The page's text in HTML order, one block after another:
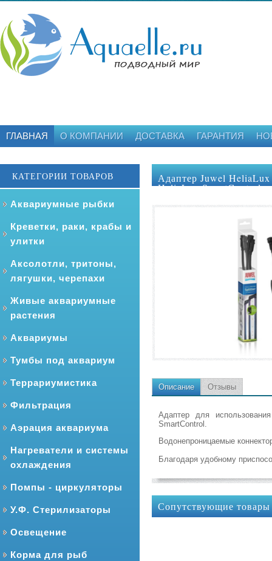
ГЛАВНАЯ О КОМПАНИИ ДОСТАВКА ГАРАНТИЯ
КАТЕГОРИИ ТОВАРОВ
Аквариумные рыбки
Креветки, раки, крабы и
улитки
Аксолотли, тритоны,
лягушки, черепахи
Живые аквариумные
растения
Аквариумы
Тумбы под аквариум
Террариумистика
Фильтрация
Аэрация аквариума
Нагреватели и системы
охлаждения
Помпы - циркуляторы
У.Ф. Стерилизаторы
Освещение
Корма для рыб
Адаптер Juwel HeliaLux
HeliaLux SmartControl
Описание Отзывы
Адаптер для
SmartControl.
Водонепроницаемые
Благодаря удобному
Сопутствующие товары